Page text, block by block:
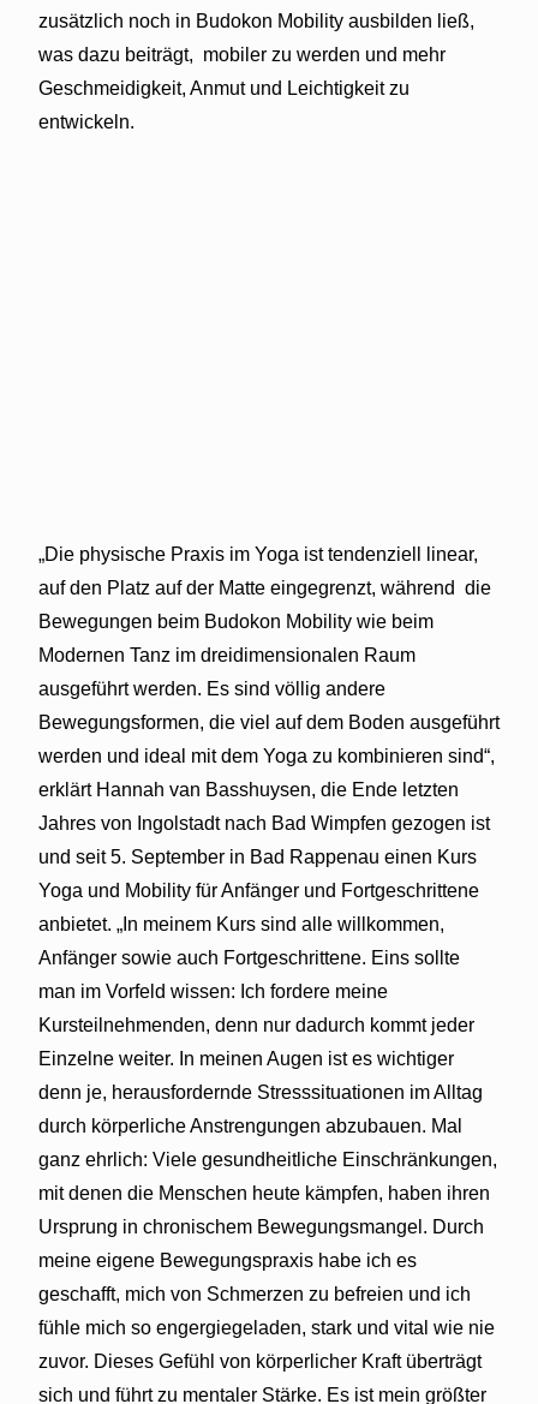
zusätzlich noch in Budokon Mobility ausbilden ließ,
was dazu beiträgt, mobiler zu werden und mehr
Geschmeidigkeit, Anmut und Leichtigkeit zu
entwickeln.
„Die physische Praxis im Yoga ist tendenziell linear,
auf den Platz auf der Matte eingegrenzt, während die
Bewegungen beim Budokon Mobility wie beim
Modernen Tanz im dreidimensionalen Raum
ausgeführt werden. Es sind völlig andere
Bewegungsformen, die viel auf dem Boden ausgeführt
werden und ideal mit dem Yoga zu kombinieren sind“,
erklärt Hannah van Basshuysen, die Ende letzten
Jahres von Ingolstadt nach Bad Wimpfen gezogen ist
und seit 5. September in Bad Rappenau einen Kurs
Yoga und Mobility für Anfänger und Fortgeschrittene
anbietet. „In meinem Kurs sind alle willkommen,
Anfänger sowie auch Fortgeschrittene. Eins sollte
man im Vorfeld wissen: Ich fordere meine
Kursteilnehmenden, denn nur dadurch kommt jeder
Einzelne weiter. In meinen Augen ist es wichtiger
denn je, herausfordernde Stresssituationen im Alltag
durch körperliche Anstrengungen abzubauen. Mal
ganz ehrlich: Viele gesundheitliche Einschränkungen,
mit denen die Menschen heute kämpfen, haben ihren
Ursprung in chronischem Bewegungsmangel. Durch
meine eigene Bewegungspraxis habe ich es
geschafft, mich von Schmerzen zu befreien und ich
fühle mich so engergiegeladen, stark und vital wie nie
zuvor. Dieses Gefühl von körperlicher Kraft überträgt
sich und führt zu mentaler Stärke. Es ist mein größter